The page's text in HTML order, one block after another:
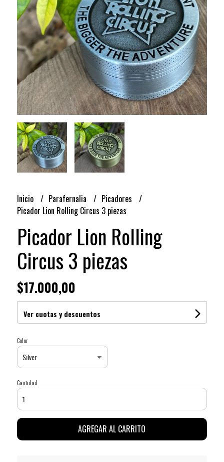
Inicio Parafernalia
Picadores
Picador Lion Rolling Circus 3 piezas
Picador Lion Rolling
Circus 3 piezas
$17.000,00
Ver cuotas y descuentos
Color
Cantidad
AGREGAR AL CARRITO